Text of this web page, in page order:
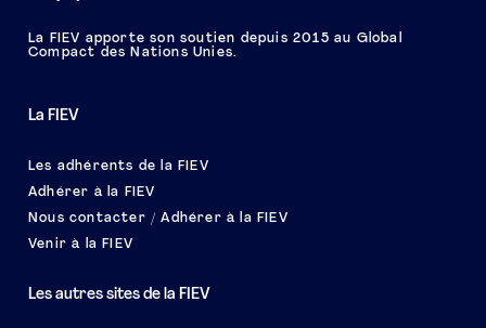
La FIEV
Les adhérents de la FIEV
Adhérer à la FIEV
Nous contacter / Adhérer à la FIEV
Venir à la FIEV
Les autres sites de la FIEV
La FIEV apporte son soutien depuis 2015 au Global
Compact des Nations Unies.